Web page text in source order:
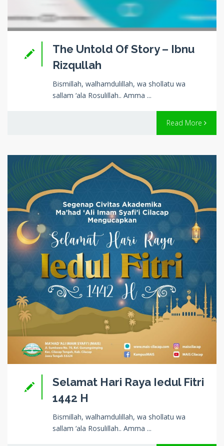
The Untold Of Story – Ibnu
Rizqullah
Bismillah, walhamdulillah, wa shollatu wa
sallam ‘ala Rosulillah.. Amma ...
Read More
Selamat Hari Raya Iedul Fitri
1442 H
Bismillah, walhamdulillah, wa shollatu wa
sallam ‘ala Rosulillah.. Amma ...